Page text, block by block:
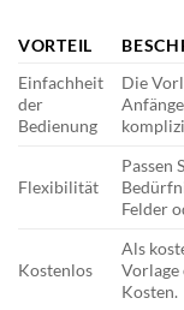
VORTEIL
Einfachheit
der
Bedienung
Die
Flexibilität
Passen
Felder
Kostenlos
Als
Vorlage
Kosten.